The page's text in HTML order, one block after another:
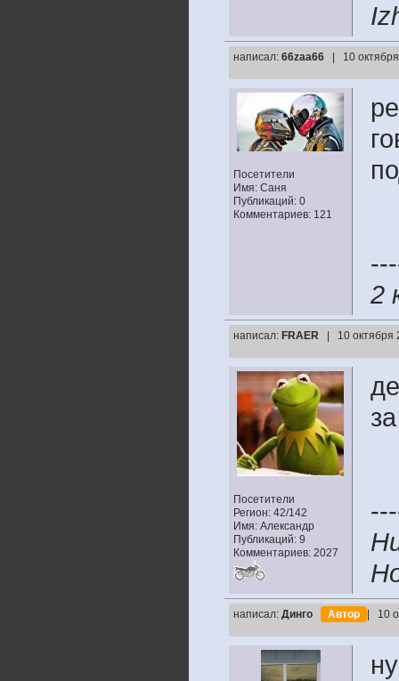
написал: 66zaa66 | 10
Посетители
Имя: Саня
Публикаций: 0
Комментариев: 121
2
написал: FRAER | 10
Посетители
Регион: 42/142
Имя: Александр
Публикаций: 9
Комментариев: 2027
написал: Динго Автор | 10